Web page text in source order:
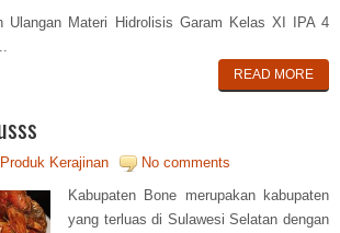
Ulangan Materi Hidrolisis Garam Kelas XI IPA 4
READ MORE
Produk Kerajinan
No comments
Kabupaten Bone merupakan kabupaten
yang terluas di Sulawesi Selatan dengan